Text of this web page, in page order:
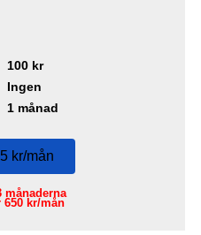
100 kr
Ingen
1 månad
kr/mån
månaderna
650 kr/mån